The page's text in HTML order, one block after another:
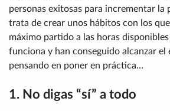
personas exitosas para incrementar la
trata de crear unos hábitos con los
máximo partido a las horas
funciona y han conseguido alcanzar el
pensando en poner en práctica…
1. No digas “sí” a todo